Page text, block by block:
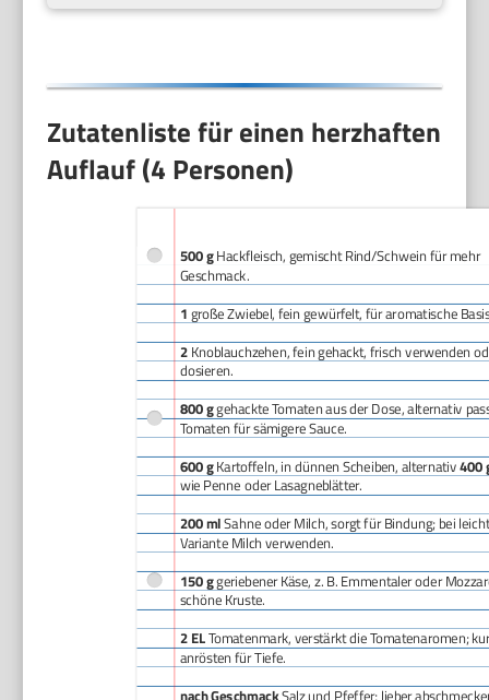
Zutatenliste für einen herzhaften
Auflauf (4 Personen)
500 gHackfleisch, gemischt Rind/Schwein für mehr
Geschmack.
1 große Zwiebel, fein gewürfelt, für aromatische
2 Knoblauchzehen, fein gehackt, frisch verwenden
dosieren.
800 ggehackte Tomaten aus der Dose, alternativ
Tomaten für sämigere Sauce.
600 gKartoffeln, in dünnen Scheiben, alternativ400
wie Penne oder Lasagneblätter.
200 mlSahne oder Milch, sorgt für Bindung; bei
Variante Milch verwenden.
150 ggeriebener Käse, z. B. Emmentaler oder
schöne Kruste.
2 ELTomatenmark, verstärkt die Tomatenaromen;
anrösten für Tiefe.
nach GeschmackSalz und Pfeffer; lieber